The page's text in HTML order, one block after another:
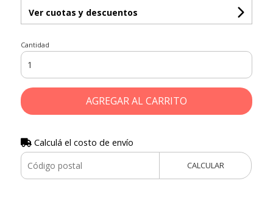
Ver cuotas y descuentos
Cantidad
AGREGAR AL CARRITO
Calculá el costo de envío
CALCULAR